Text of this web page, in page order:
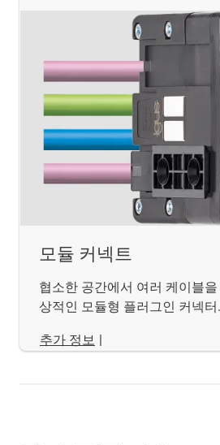
모듈 커넥트
협소한 공간에서 여러 케이블
상적인 모듈형 플러그인 커넥터.
추가 정보 |